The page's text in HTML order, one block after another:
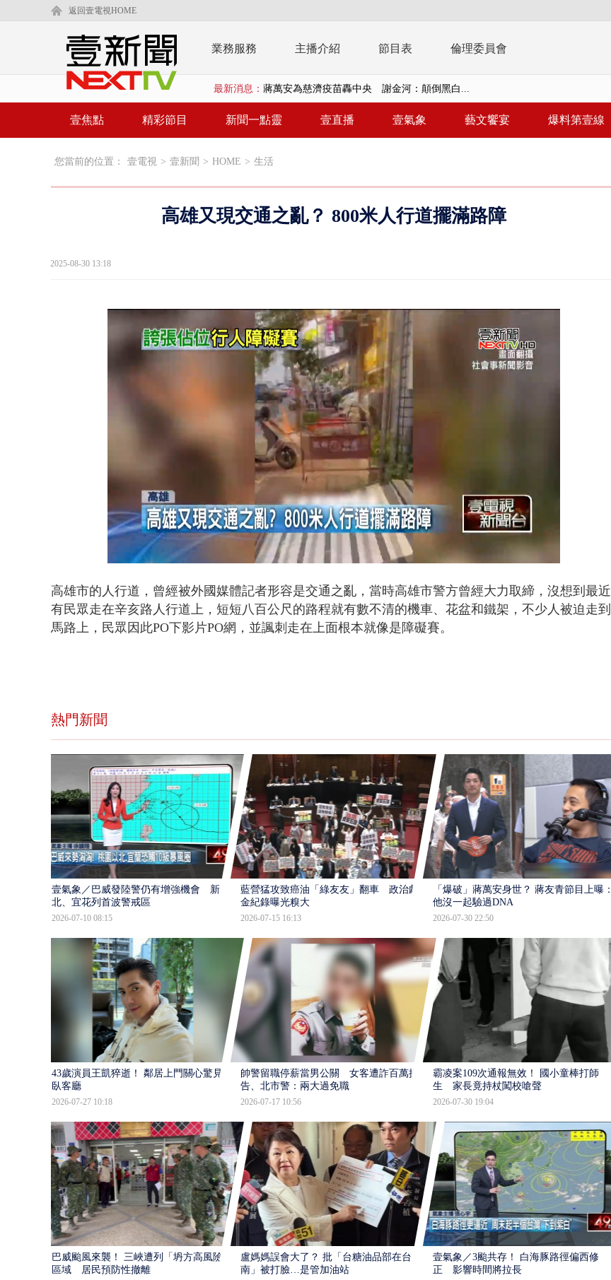
返回壹電視HOME
業務服務 主播介紹 節目表 倫理委員會
最新消息：
柯文哲腳傷復原神速 拄拐杖後竟能蹦蹦跳跳
白海豚外圍環流發威！ 陽明山遊客雨傘「被...
鄭麗文驚語「台灣不是國家」轟綠街頭混混？...
在野黨推「未來帳戶」三讀 行政院：編預算...
漢光演習第4天 海軍近岸防禦演練 賴總統...
壹焦點 精彩節目 新聞一點靈 壹直播 壹氣象 藝文饗宴 爆料第壹線
您當前的位置： 壹電視 > 壹新聞 > HOME > 生活
高雄又現交通之亂？ 800米人行道擺滿路障
2025-08-30 13:18
Unmute Loaded
77.57%
高雄市的人行道，曾經被外國媒體記者形容是交通之亂，當時高雄市警方曾經大力取締，沒想到最近
有民眾走在辛亥路人行道上，短短八百公尺的路程就有數不清的機車、花盆和鐵架，不少人被迫走到
馬路上，民眾 因此PO下影片PO網，並諷刺走在上面根本就像是障礙賽。
熱門新聞
壹氣象／巴威發陸警仍有增強機會 新
北、宜花列首波警戒區
2026-07-10 08:15
藍營猛攻致癌油「綠友友」翻車 政治獻
金紀錄曝光糗大
2026-07-15 16:13
「爆破」蔣萬安身世？ 蔣友青節目上曝：
他沒一起驗過DNA
2026-07-30 22:50
43歲演員王凱猝逝！ 鄰居上門關心驚見倒
臥客廳
2026-07-27 10:18
帥警留職停薪當男公關 女客遭詐百萬提
告、北市警：兩大過免職
2026-07-17 10:56
霸凌案109次通報無效！ 國小童棒打師
生 家長竟持杖闖校嗆聲
2026-07-30 19:04
巴威颱風來襲！ 三峽遭列「坍方高風險」
區域 居民預防性撤離
盧媽媽誤會大了？ 批「台糖油品部在台
南」被打臉…是管加油站
壹氣象／3颱共存！ 白海豚路徑偏西修
正 影響時間將拉長